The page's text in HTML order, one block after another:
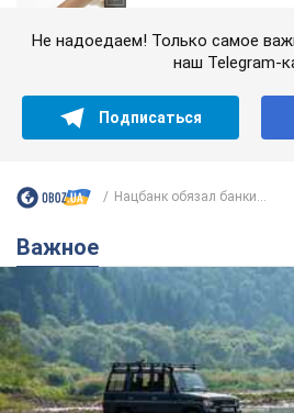
Не надоедаем! Только самое
наш Telegram-
Подписаться
Нацбанк обязал банки...
Важное